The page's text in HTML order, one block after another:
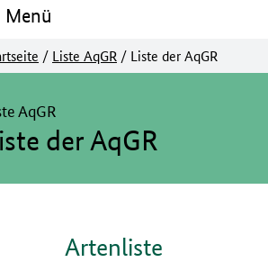
Menü
/ Liste AqGR / Liste der AqGR
der AqGR
AqGR
Artenliste